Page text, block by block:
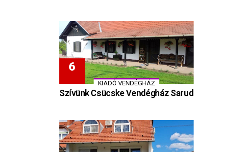
KIADÓ VENDÉGHÁZ
Szívünk Csücske Vendégház Sarud